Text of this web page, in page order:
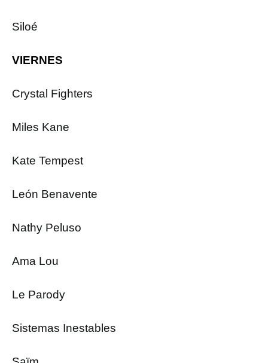
Siloé
VIERNES
Crystal Fighters
Miles Kane
Kate Tempest
León Benavente
Nathy Peluso
Ama Lou
Le Parody
Sistemas Inestables